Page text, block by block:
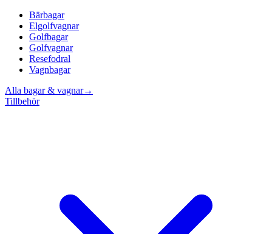
Bärbagar
Elgolfvagnar
Golfbagar
Golfvagnar
Resefodral
Vagnbagar
Alla bagar & vagnar→
Tillbehör